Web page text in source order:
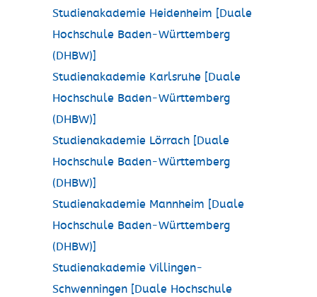
Studienakademie Heidenheim [Duale
Hochschule Baden-Württemberg
(DHBW)]
Studienakademie Karlsruhe [Duale
Hochschule Baden-Württemberg
(DHBW)]
Studienakademie Lörrach [Duale
Hochschule Baden-Württemberg
(DHBW)]
Studienakademie Mannheim [Duale
Hochschule Baden-Württemberg
(DHBW)]
Studienakademie Villingen-
Schwenningen [Duale Hochschule